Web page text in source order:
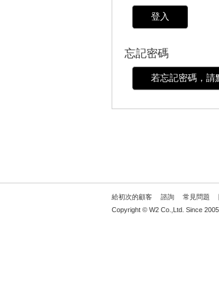
登入
忘記密碼
若忘記密碼，請
給初次的顧客 諮詢 常見問題
Copyright © W2 Co.,Ltd. Since